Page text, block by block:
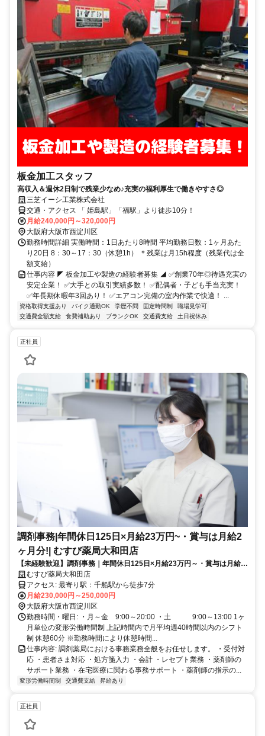
板金加工スタッフ
高収入＆週休2日制で残業少なめ♪充実の福利厚生で働きやすさ◎
三芝イーシ工業株式会社
交通・アクセス 「 姫島駅」「福駅」より徒歩10分！
月給240,000円～320,000円
大阪府大阪市西淀川区
勤務時間詳細 実働時間：1日あたり8時間 平均勤務日数：1ヶ月あた
り20日 8：30～17：30（休憩1h） ＊残業は月15h程度（残業代は全
額支給）
仕事内容 ◤ 板金加工や製造の経験者募集 ◢ ✅創業70年◎待遇充実の
安定企業！ ✅大手との取引実績多数！ ✅配偶者・子ども手当充実！
✅年長期休暇年3回あり！ ✅エアコン完備の室内作業で快適！ ...
資格取得支援あり バイク通勤OK 学歴不問 固定時間制
職場見学可
交通費全額支給
食費補助あり ブランクOK 交通費支給 土日祝休み
正社員
調剤事務|年間休日125日×月給23万円~・賞与は月給2
ヶ月分!| むすび薬局大和田店
【未経験歓迎】調剤事務｜年間休日125日×月給23万円～・賞与は月給2
ヶ月分！｜ むすび薬局大和田店
むすび薬局大和田店
アクセス: 最寄り駅：千船駅から徒歩7分
月給230,000円～250,000円
大阪府大阪市西淀川区
勤務時間・曜日: ・月～金 9:00～20:00 ・土 9:00～13:00 1ヶ
月単位の変形労働時間制 上記時間内で月平均週40時間以内のシフト
制 休憩60分 ※勤務時間により休憩時間...
仕事内容: 調剤薬局における事務業務全般をお任せします。 ・受付対
応 ・患者さま対応 ・処方箋入力 ・会計 ・レセプト業務 ・薬剤師の
サポート業務 ・在宅医療に関わる事務サポート ・薬剤師の指示の...
変形労働時間制 交通費支給 昇給あり
正社員